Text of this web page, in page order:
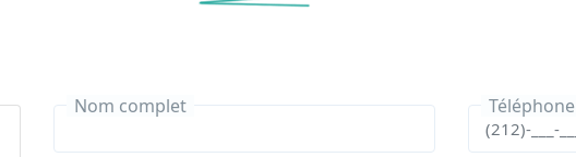
Nom complet Téléphone